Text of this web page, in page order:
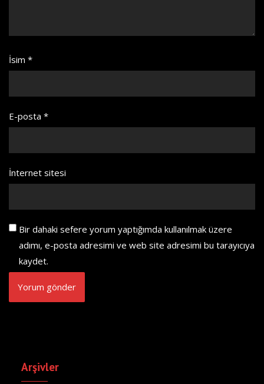
İsim *
E-posta *
İnternet sitesi
Bir dahaki sefere yorum yaptığımda kullanılmak üzere
adımı, e-posta adresimi ve web site adresimi bu tarayıcıya
kaydet.
Arşivler